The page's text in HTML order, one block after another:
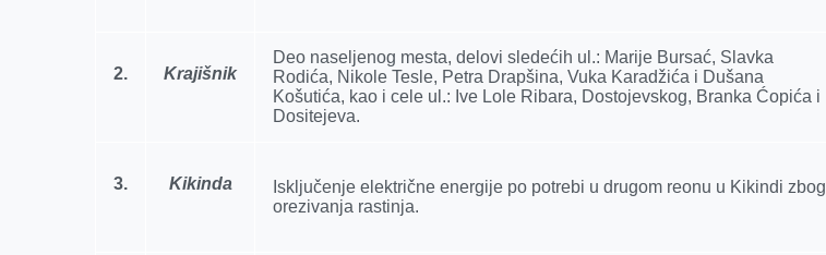
2. Krajišnik
Deo naselјenog mesta, delovi sledećih ul.: Marije Bursać, Slavka
Rodića, Nikole Tesle, Petra Drapšina, Vuka Karadžića i Dušana
Košutića, kao i cele ul.: Ive Lole Ribara, Dostojevskog, Branka Ćopića i
Dositejeva.
3. Kikinda
Isklјučenje električne energije po potrebi u drugom reonu u Kikindi zbog
orezivanja rastinja.